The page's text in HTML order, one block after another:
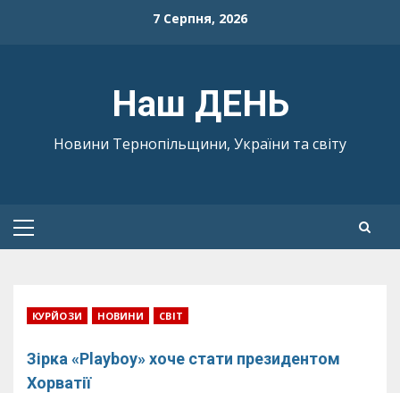
7 Серпня, 2026
Наш ДЕНЬ
Новини Тернопільщини, України та світу
Primary
КУРЙОЗИ НОВИНИ СВІТ
Зірка «Playboy» хоче стати президентом
Хорватії